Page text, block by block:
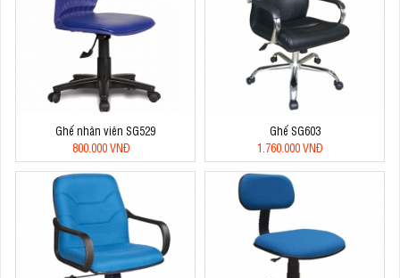
Ghế nhân viên SG529
800.000 VNĐ
Ghế SG603
1.760.000 VNĐ